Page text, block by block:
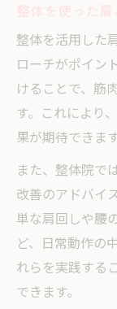
整体を活用した
ローチがポイン
けることで、筋
す。これにより
果が期待できます
また、整体院で
改善のアドバイ
単な肩回しや腰
ど、日常動作の
れらを実践する
できます。